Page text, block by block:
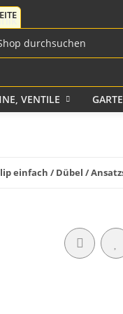
VENTILE
einfach / Dübel /